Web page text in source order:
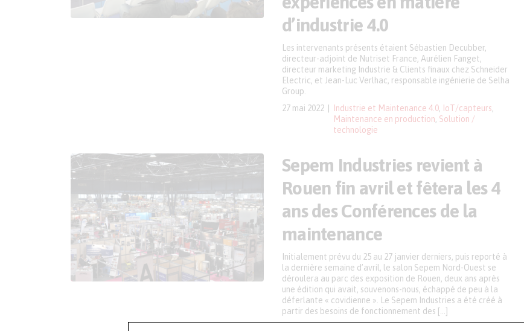
d’industrie 4.0
27 mai 2022 Industrie et Maintenance 4.0 IoT/capteurs
Maintenance en production Solution /
technologie
Les intervenants présents étaient Sébastien Decubber,
directeur-adjoint de Nutriset France, Aurélien Fanget,
directeur marketing Industrie & Clients finaux chez Schneider
Electric, et Jean-Luc Verlhac, responsable ingénierie de Selha
Group.
Sepem Industries revient à
Rouen fin avril et fêtera les 4
ans des Conférences de la
maintenance
Initialement prévu du 25 au 27 janvier derniers, puis reporté à
la dernière semaine d’avril, le salon Sepem Nord-Ouest se
déroulera au parc des exposition de Rouen, deux ans après
une édition qui avait, souvenons-nous, échappé de peu à la
déferlante « covidienne ». Le Sepem Industries a été créé à
partir des besoins de fonctionnement des […]